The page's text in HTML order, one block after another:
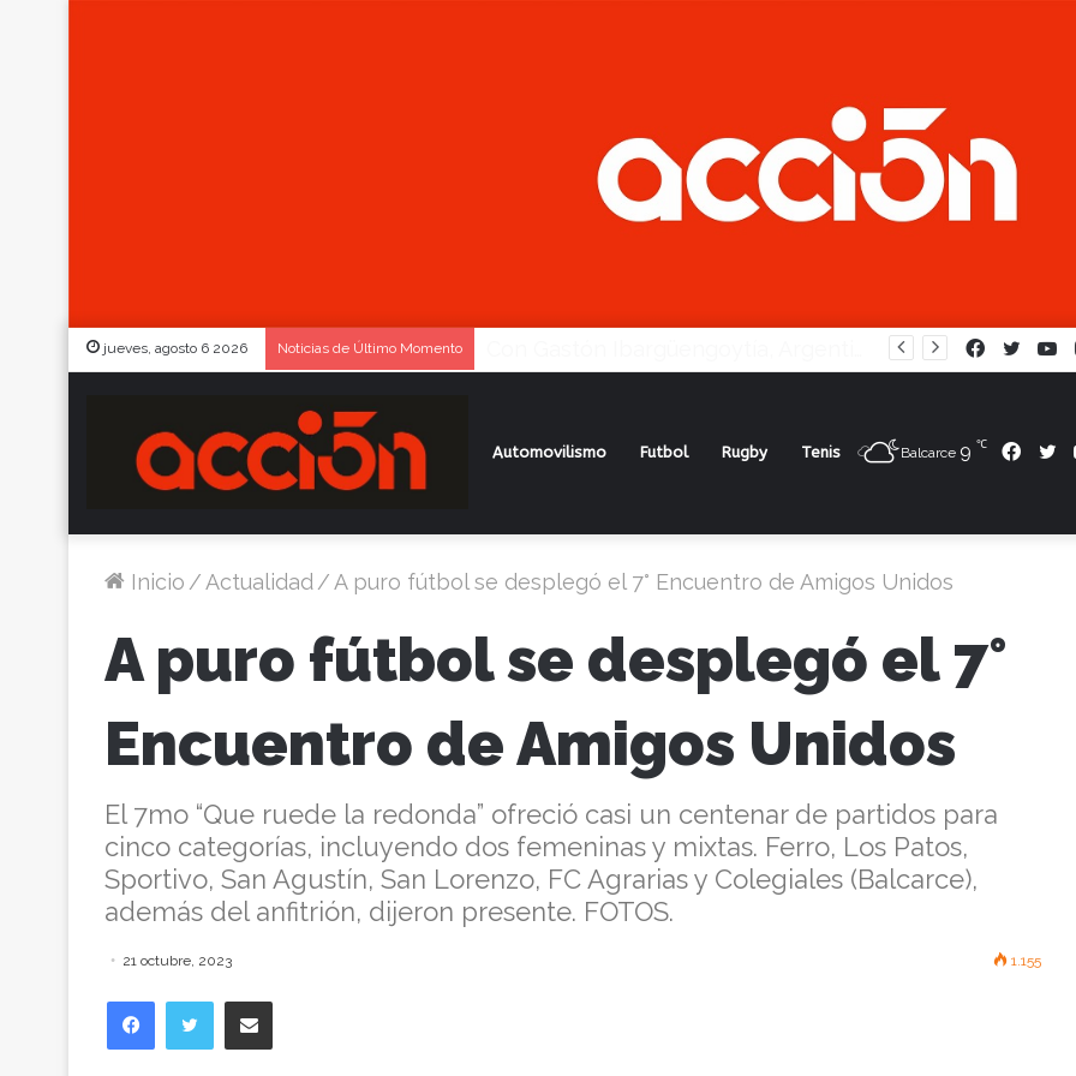
jueves, agosto 6 2026 Noticias de Último Momento Facebook
Automovilismo Futbol Rugby Tenis Balcarce 9 ℃
Inicio / Actualidad / A puro fútbol se desplegó el 7° Encuentro de Amigos Unidos
A puro fútbol se desplegó el 7°
Encuentro de Amigos Unidos
El 7mo “Que ruede la redonda” ofreció casi un centenar de partidos para
cinco categorías, incluyendo dos femeninas y mixtas. Ferro, Los Patos,
Sportivo, San Agustín, San Lorenzo, FC Agrarias y Colegiales (Balcarce),
además del anfitrión, dijeron presente. FOTOS.
21 octubre, 2023 1.155
Facebook